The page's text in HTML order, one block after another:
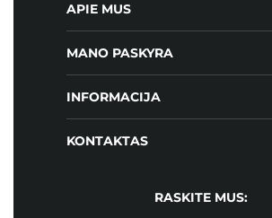
APIE MUS
MANO PASKYRA
INFORMACIJA
KONTAKTAS
RASKITE MUS: